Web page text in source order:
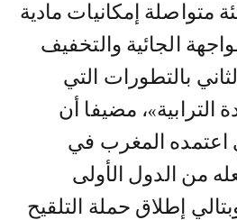
متواصلة إمكانيات مادية
الجائية والتخفيف
بالتطورات التي
الترابية»، مضيفا أن
اعتمده المغرب في
من الدول الأولى
إطلاق حملة التلقيح